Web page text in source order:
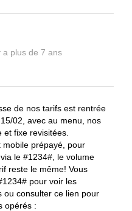
a plus de 7 ans
de nos tarifs est rentrée
02, avec au menu, nos
fixe revisitées.
prépayé, pour
le #1234#, le volume
reste le même! Vous
pour voir les
ou consulter ce lien pour
opérés :